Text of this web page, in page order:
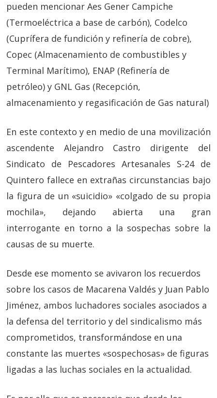
pueden mencionar Aes Gener Campiche
(Termoeléctrica a base de carbón), Codelco
(Cuprífera de fundición y refinería de cobre),
Copec (Almacenamiento de combustibles y
Terminal Marítimo), ENAP (Refinería de
petróleo) y GNL Gas (Recepción,
almacenamiento y regasificación de Gas natural)
En este contexto y en medio de una movilización
ascendente Alejandro Castro dirigente del
Sindicato de Pescadores Artesanales S-24 de
Quintero fallece en extrañas circunstancias bajo
la figura de un «suicidio» «colgado de su propia
mochila», dejando abierta una gran
interrogante en torno a la sospechas sobre la
causas de su muerte.
Desde ese momento se avivaron los recuerdos
sobre los casos de Macarena Valdés y Juan Pablo
Jiménez, ambos luchadores sociales asociados a
la defensa del territorio y del sindicalismo más
comprometidos, transformándose en una
constante las muertes «sospechosas» de figuras
ligadas a las luchas sociales en la actualidad.